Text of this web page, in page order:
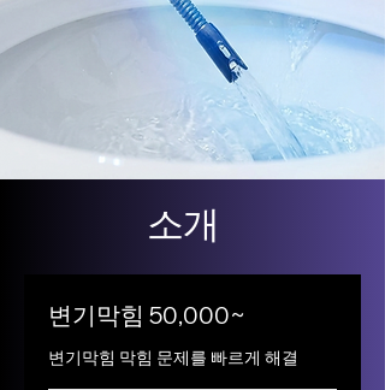
소개
변기막힘 50,000~
변기막힘 막힘 문제를 빠르게 해결